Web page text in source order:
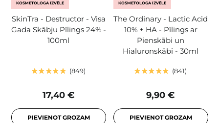
KOSMETOLOGA IZVĒLE
SkinTra - Destructor - Visa
Gada Skābju Pīlings 24% -
100ml
849
17,40 €
PIEVIENOT GROZAM
KOSMETOLOGA IZVĒLE
The Ordinary - Lactic Acid
10% + HA - Pīlings ar
Pienskābi un
Hialuronskābi - 30ml
841
9,90 €
PIEVIENOT GROZAM